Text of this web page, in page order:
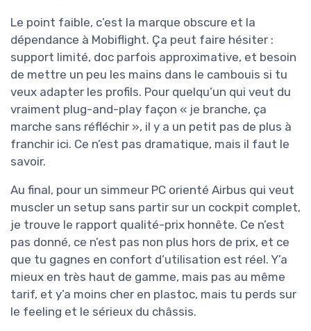
Le point faible, c’est la marque obscure et la
dépendance à Mobiflight. Ça peut faire hésiter :
support limité, doc parfois approximative, et besoin
de mettre un peu les mains dans le cambouis si tu
veux adapter les profils. Pour quelqu’un qui veut du
vraiment plug-and-play façon « je branche, ça
marche sans réfléchir », il y a un petit pas de plus à
franchir ici. Ce n’est pas dramatique, mais il faut le
savoir.
Au final, pour un simmeur PC orienté Airbus qui veut
muscler un setup sans partir sur un cockpit complet,
je trouve le rapport qualité-prix honnête. Ce n’est
pas donné, ce n’est pas non plus hors de prix, et ce
que tu gagnes en confort d’utilisation est réel. Y’a
mieux en très haut de gamme, mais pas au même
tarif, et y’a moins cher en plastoc, mais tu perds sur
le feeling et le sérieux du châssis.